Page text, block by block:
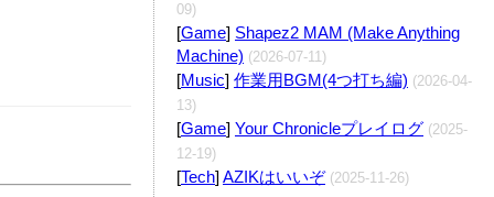
09)
[Game] Shapez2 MAM (Make Anything
Machine) (2026-07-11)
[Music] 作業用BGM(4つ打ち編) (2026-04-
13)
[Game] Your Chronicleプレイログ (2025-
12-19)
[Tech]AZIKはいいぞ (2025-11-26)